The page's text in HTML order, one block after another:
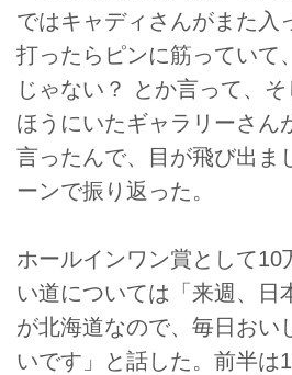
ではキャディさんがまた入
打ったらピンに筋っていて
じゃない？ とか言って、
ほうにいたギャラリーさん
言ったんで、目が飛び出ま
ーンで振り返った。
ホールインワン賞として10
い道については「来週、日
が北海道なので、毎日おい
いです」と話した。前半は